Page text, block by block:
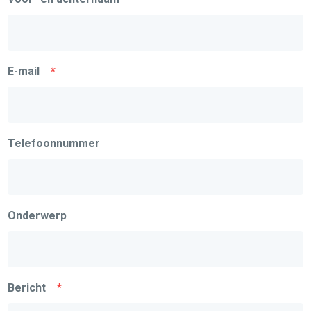
E-mail *
Telefoonnummer
Onderwerp
Bericht *